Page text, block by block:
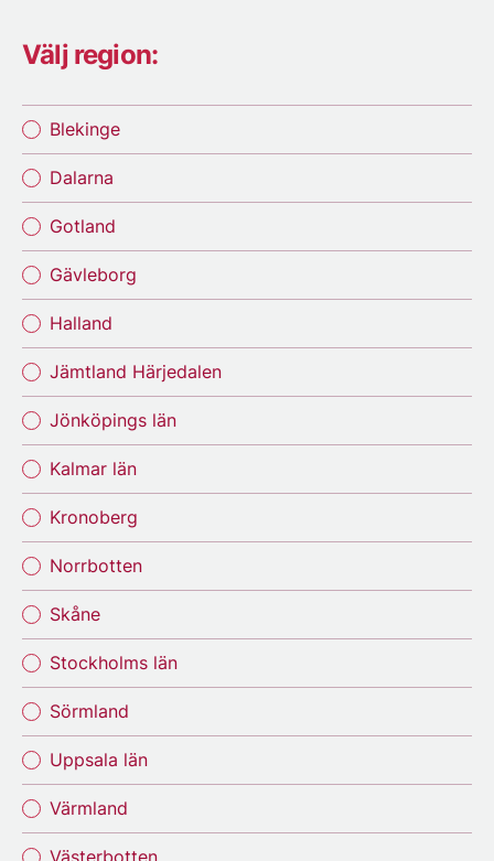
Välj region:
Blekinge
Dalarna
Gotland
Gävleborg
Halland
Jämtland Härjedalen
Jönköpings län
Kalmar län
Kronoberg
Norrbotten
Skåne
Stockholms län
Sörmland
Uppsala län
Värmland
Västerbotten